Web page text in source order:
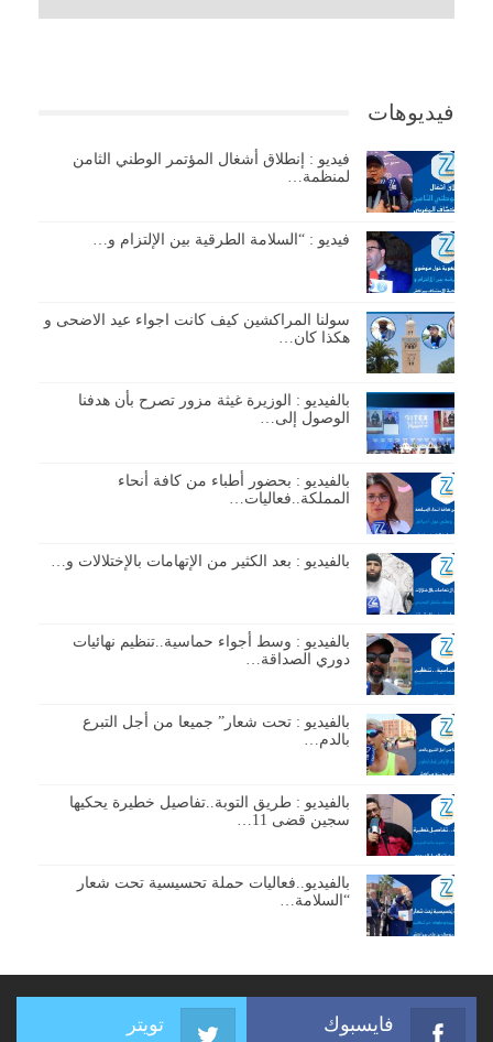
فيديوهات
فيديو : إنطلاق أشغال المؤتمر الوطني الثامن
لمنظمة…
فيديو : “السلامة الطرقية بين الإلتزام و…
سولنا المراكشين كيف كانت اجواء عيد الاضحى و
هكذا كان…
بالفيديو : الوزيرة غيثة مزور تصرح بأن هدفنا
الوصول إلى…
بالفيديو : بحضور أطباء من كافة أنحاء
المملكة..فعاليات…
بالفيديو : بعد الكثير من الإتهامات بالإختلالات و…
بالفيديو : وسط أجواء حماسية..تنظيم نهائيات
دوري الصداقة…
بالفيديو : تحت شعار” جميعا من أجل التبرع
بالدم…
بالفيديو : طريق التوبة..تفاصيل خطيرة يحكيها
سجين قضى 11…
بالفيديو..فعاليات حملة تحسيسية تحت شعار
“السلامة…
فايسبوك تويتر